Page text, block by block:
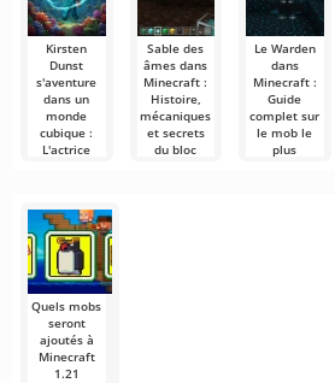
Kirsten
Dunst
s'aventure
dans un
monde
cubique :
L'actrice
"Minecraft :
Le Film"
Le trident a
radicalement
changé
l'approche de
la
Sable des
âmes dans
Minecraft :
Histoire,
mécaniques
et secrets
du bloc
Le Warden
dans
Minecraft :
Guide
complet sur
le mob le
plus
Quels mobs
seront
ajoutés à
Minecraft
1.21